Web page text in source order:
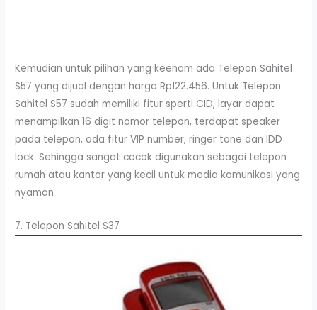
Kemudian untuk pilihan yang keenam ada Telepon Sahitel
S57 yang dijual dengan harga Rp122.456. Untuk Telepon
Sahitel S57 sudah memiliki fitur sperti CID, layar dapat
menampilkan 16 digit nomor telepon, terdapat speaker
pada telepon, ada fitur VIP number, ringer tone dan IDD
lock. Sehingga sangat cocok digunakan sebagai telepon
rumah atau kantor yang kecil untuk media komunikasi yang
nyaman
7. Telepon Sahitel S37